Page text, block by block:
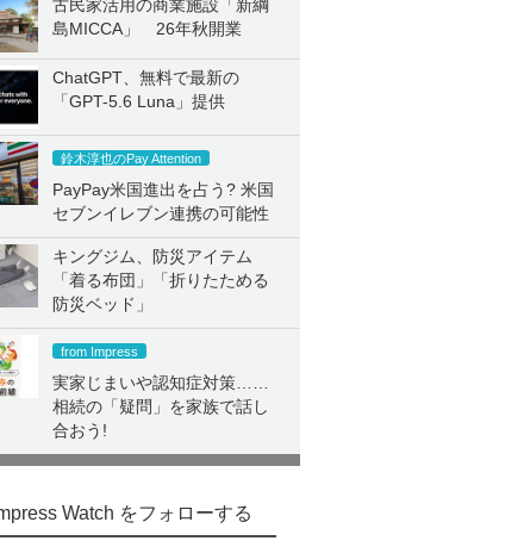
古民家活用の商業施設「新綱
島MICCA」 26年秋開業
ChatGPT、無料で最新の
「GPT-5.6 Luna」提供
鈴木淳也のPay Attention
PayPay米国進出を占う? 米国
セブンイレブン連携の可能性
キングジム、防災アイテム
「着る布団」「折りたためる
防災ベッド」
from Impress
実家じまいや認知症対策……
相続の「疑問」を家族で話し
合おう!
Watch をフォローする